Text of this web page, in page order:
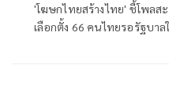
'โฆษกไทยสร้างไทย' ชี้โพลส
เลือกตั้ง 66 คนไทยรอรัฐบา